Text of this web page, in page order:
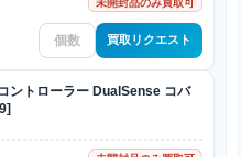
買取リクエスト
ントローラー DualSense コバ